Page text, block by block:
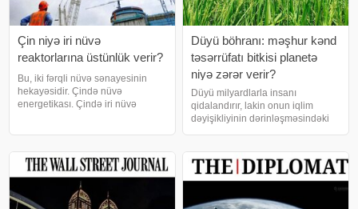
Çin niyə iri nüvə
reaktorlarına üstünlük verir?
Bu, iki fərqli nüvə sənayesinin
hekayəsidir. Çində nüvə
energetikası. Çində iri nüvə
genişləndirərək ümumi istehsal
gücünü əhəmiyyətl
Düyü böhranı: məşhur kənd
təsərrüfatı bitkisi planetə
niyə zərər verir?
Düyü milyardlarla insanı
qidalandırır, lakin onun iqlim
dəyişikliyinin dərinləşməsindəki
qida mənbəyidir. Cənub-Şərqi
Asiyanın terraslı düyü
sahələrindən Çi